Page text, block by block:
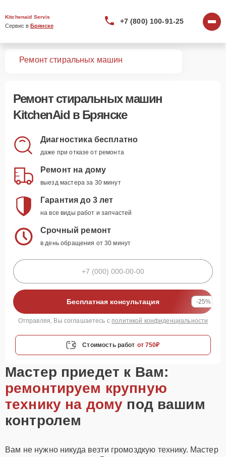
Kitchenaid Servis
Сервис в Брянске
+7 (800) 100-91-25
Ремонт стиральных машин
Ремонт стиральных машин
KitchenAid в Брянске
Диагностика бесплатно
даже при отказе от ремонта
Ремонт на дому
выезд мастера за 30 минут
Гарантия до 3 лет
на все виды работ и запчастей
Срочный ремонт
в день обращения от 30 минут
Бесплатная консультация -25%
Отправляя, Вы соглашаетесь с политикой конфиденциальности
Стоимость работ от 750₽
Мастер приедет к Вам:
ремонтируем крупную
технику на дому под вашим
контролем
Вам не нужно никуда везти громоздкую технику. Мастер